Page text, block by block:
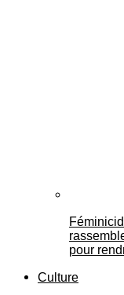
pour
Culture